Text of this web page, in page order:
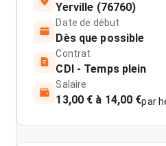
Yerville (76760)
Date de début
Dès que possible
Contrat
CDI - Temps plein
Salaire
13,00 € à 14,00 €par